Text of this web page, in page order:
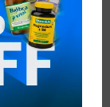
RECOMENDADOS